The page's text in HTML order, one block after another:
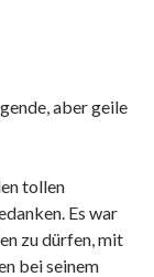
aber geile
tollen
Es war
zu dürfen, mit
bei seinem